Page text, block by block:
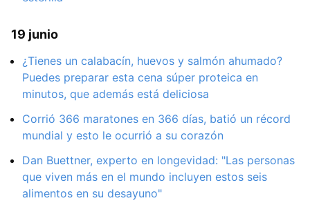
19 junio
¿Tienes un calabacín, huevos y salmón ahumado?
Puedes preparar esta cena súper proteica en
minutos, que además está deliciosa
Corrió 366 maratones en 366 días, batió un récord
mundial y esto le ocurrió a su corazón
Dan Buettner, experto en longevidad: "Las personas
que viven más en el mundo incluyen estos seis
alimentos en su desayuno"